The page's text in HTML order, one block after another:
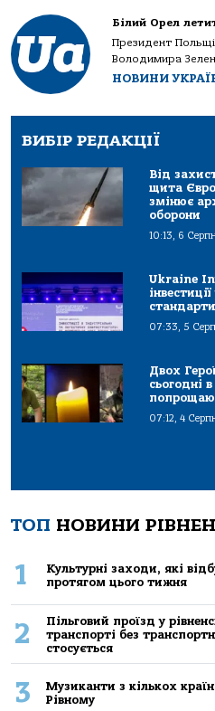
Білий Орел
Президент
Володимира
НОВИНИ
ВИБІР РЕДАКЦІЇ
Від
щита
змінює
оборони
10:13, 6
Ukraine
стандарти
07:33, 5
Двох
сьогодні
07:12, 4
ТОП НОВИНИ
1
Культурні заходи, які
протягом цього тижня
2
Пільговий проїзд у
транспорті без
стосується
3
Музиканти з кількох
Рівному